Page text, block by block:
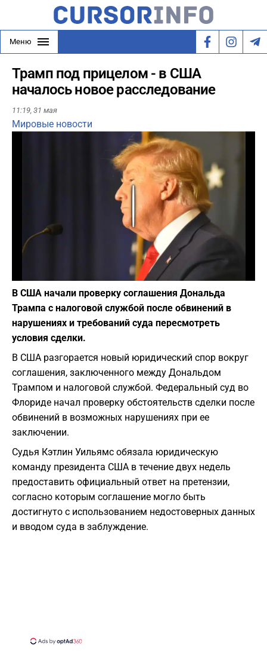
Меню
Трамп под прицелом - в США
началось новое расследование
11:19, 31 мая
Мировые новости
Play
Фото: depositphotos.com
В США начали проверку соглашения Дональда
Трампа с налоговой службой после обвинений в
нарушениях и требований суда пересмотреть
условия сделки.
В США разгорается новый юридический спор вокруг
соглашения, заключенного между Дональдом
Трампом и налоговой службой. Федеральный суд во
Флориде начал проверку обстоятельств сделки после
обвинений в возможных нарушениях при ее
заключении.
Судья Кэтлин Уильямс обязала юридическую
команду президента США в течение двух недель
предоставить официальный ответ на претензии,
согласно которым соглашение могло быть
достигнуто с использованием недостоверных данных
и вводом суда в заблуждение.